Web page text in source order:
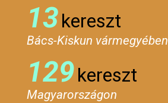
13kereszt
Bács-Kiskun vármegyében
129kereszt
Magyarországon